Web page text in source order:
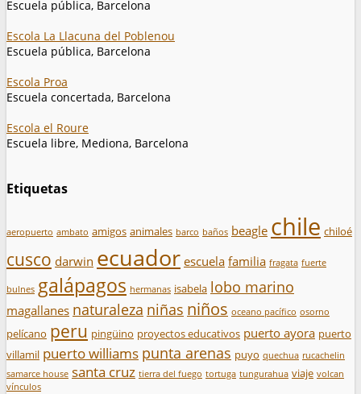
Escuela pública, Barcelona
Escola La Llacuna del Poblenou
Escuela pública, Barcelona
Escola Proa
Escuela concertada, Barcelona
Escola el Roure
Escuela libre, Mediona, Barcelona
Etiquetas
aeropuerto ambato amigos animales barco baños beagle chile chiloé
cusco darwin ecuador escuela familia fragata fuerte
bulnes galápagos hermanas isabela lobo marino
magallanes naturaleza niñas niños oceano pacífico osorno
pelícano peru pingüino proyectos educativos puerto ayora puerto
villamil puerto williams punta arenas puyo quechua rucachelin
samarce house santa cruz tierra del fuego tortuga tungurahua viaje volcan
vínculos